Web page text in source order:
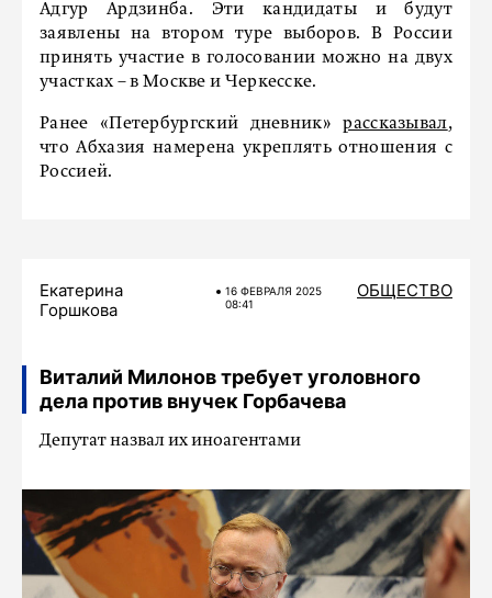
Адгур Ардзинба. Эти кандидаты и будут
заявлены на втором туре выборов. В России
принять участие в голосовании можно на двух
участках – в Москве и Черкесске.
Ранее «Петербургский дневник»рассказывал,
что Абхазия намерена укреплять отношения с
Россией.
Екатерина
Горшкова
16 ФЕВРАЛЯ 2025
08:41
ОБЩЕСТВО
Виталий Милонов требует уголовного
дела против внучек Горбачева
Депутат назвал их иноагентами